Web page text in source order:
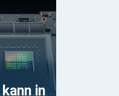
in